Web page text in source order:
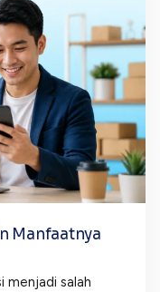
Manfaatnya
menjadi salah